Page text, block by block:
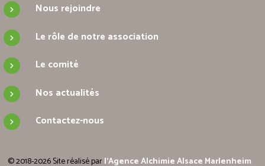
Nous rejoindre
Le rôle de notre association
Le comité
Nos actualités
Contactez-nous
© 2018-2026 Site réalisé parl'Agence Alchimie Alsace Marlenheim